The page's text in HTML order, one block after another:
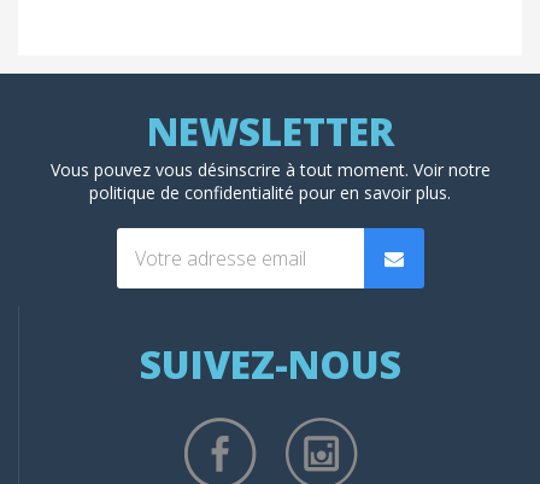
Vous pouvez vous désinscrire à tout moment. Voir notre
politique de confidentialité pour en savoir plus.
SUIVEZ-NOUS